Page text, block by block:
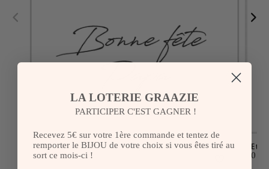
Etiquette de la bibliothèque
0,00€
LA LOTERIE GRAAZIE
PARTICIPER C'EST GAGNER !
Recevez 5€ sur votre 1ère commande et tentez de
remporter le BIJOU de votre choix si vous êtes tiré au
sort ce mois-ci !